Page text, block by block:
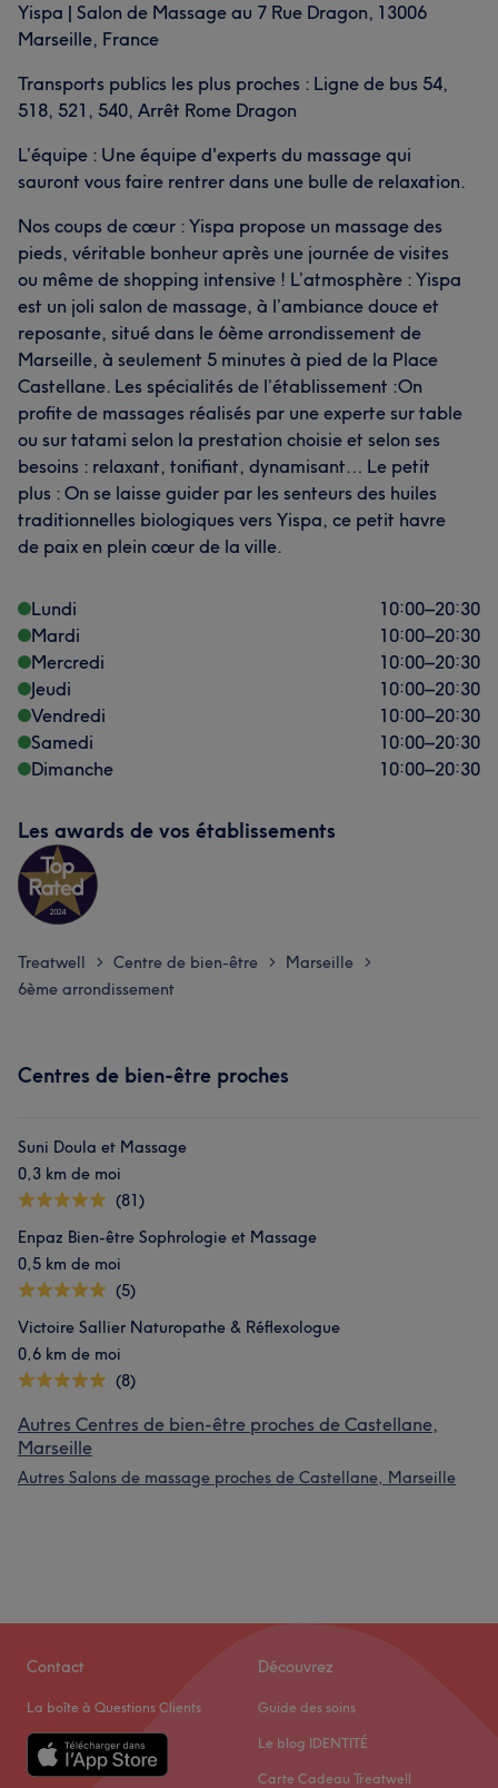
Yispa | Salon de Massage au 7 Rue Dragon, 13006
Marseille, France
Transports publics les plus proches : Ligne de bus 54,
518, 521, 540, Arrêt Rome Dragon
L’équipe : Une équipe d'experts du massage qui
sauront vous faire rentrer dans une bulle de relaxation.
Nos coups de cœur : Yispa propose un massage des
pieds, véritable bonheur après une journée de visites
ou même de shopping intensive ! L’atmosphère : Yispa
est un joli salon de massage, à l’ambiance douce et
reposante, situé dans le 6ème arrondissement de
Marseille, à seulement 5 minutes à pied de la Place
Castellane. Les spécialités de l’établissement :On
profite de massages réalisés par une experte sur table
ou sur tatami selon la prestation choisie et selon ses
besoins : relaxant, tonifiant, dynamisant… Le petit
plus : On se laisse guider par les senteurs des huiles
traditionnelles biologiques vers Yispa, ce petit havre
de paix en plein cœur de la ville.
Lundi 10:00–20:30
Mardi
10:00–20:30
Mercredi
10:00–20:30
Jeudi
10:00–20:30
Vendredi
10:00–20:30
Samedi
10:00–20:30
Dimanche
10:00–20:30
Les awards de vos établissements
Treatwell > Centre de bien-être > Marseille >
6ème arrondissement
Centres de bien-être proches
Suni Doula et Massage
0,3 km de moi
(81)
Enpaz Bien-être Sophrologie et Massage
0,5 km de moi
(5)
Victoire Sallier Naturopathe & Réflexologue
0,6 km de moi
(8)
Autres Centres de bien-être proches de Castellane,
Marseille
Autres Salons de massage proches de Castellane, Marseille
Contact
La boîte à Questions Clients
Découvrez
Guide des soins
Le blog IDENTITÉ
Carte Cadeau Treatwell